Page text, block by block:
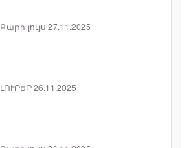
Բարի լույս 27.11.2025
ԼՈՒՐԵՐ 26.11.2025